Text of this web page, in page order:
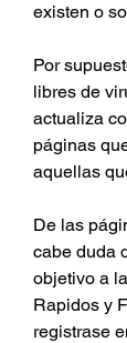
existen o
Por
libres de
actualiza
páginas
aquellas
De las
cabe duda
objetivo a
Rapidos y
registrase